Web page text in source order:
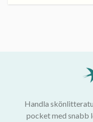
Handla
pocket med snabb